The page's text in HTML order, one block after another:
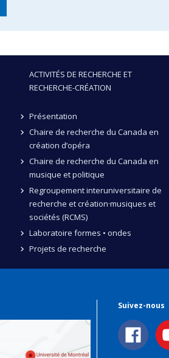
ACTIVITÉS DE RECHERCHE ET
RECHERCHE-CRÉATION
Présentation
Chaire de recherche du Canada en
création d’opéra
Chaire de recherche du Canada en
musique et politique
Regroupement interuniversitaire de
recherche et création·musiques et
sociétés (RCMS)
Laboratoire formes • ondes
Projets de recherche
Suivez-nous